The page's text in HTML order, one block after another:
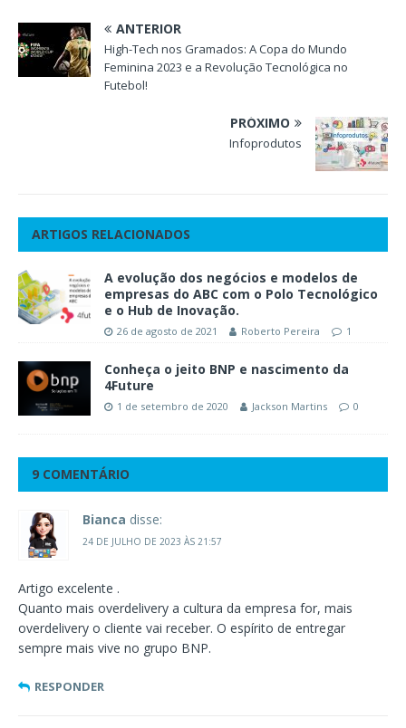
ANTERIOR
High-Tech nos Gramados: A Copa do Mundo
Feminina 2023 e a Revolução Tecnológica no
Futebol!
PRÓXIMO
Infoprodutos
ARTIGOS RELACIONADOS
A evolução dos negócios e modelos de
empresas do ABC com o Polo Tecnológico
e o Hub de Inovação.
26 de agosto de 2021 Roberto Pereira 1
Conheça o jeito BNP e nascimento da
4Future
1 de setembro de 2020 Jackson Martins 0
9 COMENTÁRIO
Bianca disse:
24 DE JULHO DE 2023 ÀS 21:57
Artigo excelente .
Quanto mais overdelivery a cultura da empresa for, mais
overdelivery o cliente vai receber. O espírito de entregar
sempre mais vive no grupo BNP.
RESPONDER